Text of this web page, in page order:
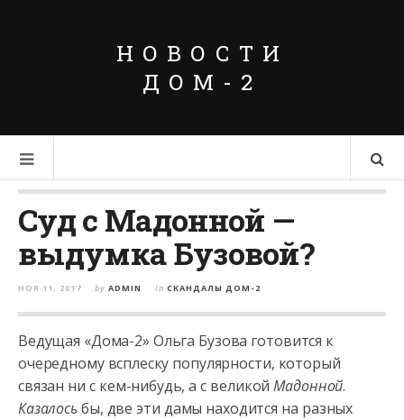
НОВОСТИ
ДОМ-2
Суд с Мадонной —
выдумка Бузовой?
НОЯ 11, 2017 by ADMIN in СКАНДАЛЫ ДОМ-2
Ведущая «Дома-2» Ольга Бузова готовится к
очередному всплеску популярности, который
связан ни с кем-нибудь, а с великойМадонной.
Казалосьбы, две эти дамы находится на разных